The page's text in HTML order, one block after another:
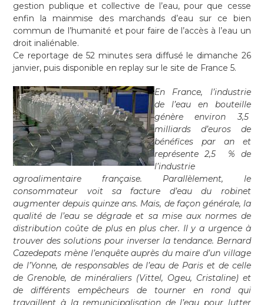
gestion publique et collective de l’eau, pour que cesse
enfin la mainmise des marchands d’eau sur ce bien
commun de l’humanité et pour faire de l’accès à l’eau un
droit inaliénable.
Ce reportage de 52 minutes sera diffusé le dimanche 26
janvier, puis disponible en replay sur le site de France 5.
En France, l’industrie
de l’eau en bouteille
génère environ 3,5
milliards d’euros de
bénéfices par an et
représente 2,5 % de
l’industrie
agroalimentaire française. Parallèlement, le
consommateur voit sa facture d’eau du robinet
augmenter depuis quinze ans. Mais, de façon générale, la
qualité de l’eau se dégrade et sa mise aux normes de
distribution coûte de plus en plus cher. Il y a urgence à
trouver des solutions pour inverser la tendance. Bernard
Cazedepats mène l’enquête auprès du maire d’un village
de l’Yonne, de responsables de l’eau de Paris et de celle
de Grenoble, de minéraliers (Vittel, Ogeu, Cristaline) et
de différents empêcheurs de tourner en rond qui
travaillent à la remunicipalisation de l’eau pour lutter